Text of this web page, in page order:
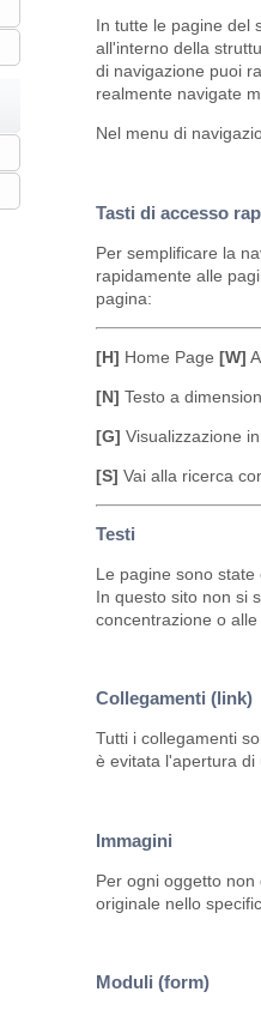
In tutte le pagine del
all'interno della
di navigazione puoi
realmente navigate
Nel menu di
Tasti di accesso
Per semplificare la
rapidamente alle
pagina:
[H] Home Page [W]
[N] Testo a
[G] Visualizzazione
[S] Vai alla ricerca
Testi
Le pagine sono
In questo sito non si
concentrazione o alle
Collegamenti (link)
Tutti i collegamenti
è evitata l'apertura di
Immagini
Per ogni oggetto
originale nello
Moduli (form)